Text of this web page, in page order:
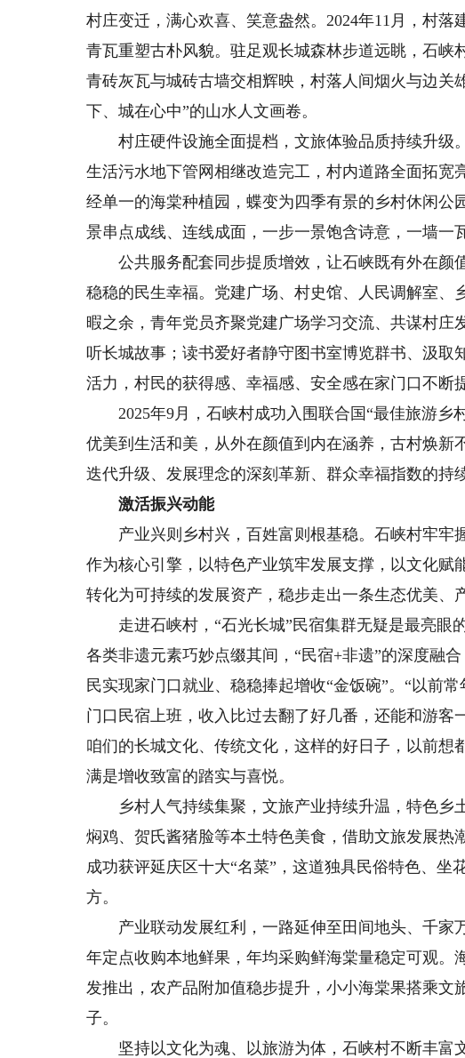
村庄变迁，满心欢喜、笑意盎然。2024年11月，村
青瓦重塑古朴风貌。驻足观长城森林步道远眺，石峡
青砖灰瓦与城砖古墙交相辉映，村落人间烟火与边关
下、城在心中”的山水人文画卷。
村庄硬件设施全面提档，文旅体验品质持续升级
生活污水地下管网相继改造完工，村内道路全面拓宽
经单一的海棠种植园，蝶变为四季有景的乡村休闲
景串点成线、连线成面，一步一景饱含诗意，一墙一
公共服务配套同步提质增效，让石峡既有外在颜
稳稳的民生幸福。党建广场、村史馆、人民调解室、
暇之余，青年党员齐聚党建广场学习交流、共谋村庄
听长城故事；读书爱好者静守图书室博览群书、汲
活力，村民的获得感、幸福感、安全感在家门口不断
2025年9月，石峡村成功入围联合国“最佳旅游乡
优美到生活和美，从外在颜值到内在涵养，古村焕新
迭代升级、发展理念的深刻革新、群众幸福指数的持
激活振兴动能
产业兴则乡村兴，百姓富则根基稳。石峡村牢牢
作为核心引擎，以特色产业筑牢发展支撑，以文化
转化为可持续的发展资产，稳步走出一条生态优美、
走进石峡村，“石光长城”民宿集群无疑是最亮眼
各类非遗元素巧妙点缀其间，“民宿+非遗”的深度融
民实现家门口就业、稳稳捧起增收“金饭碗”。“以前
门口民宿上班，收入比过去翻了好几番，还能和游客
咱们的长城文化、传统文化，这样的好日子，以前想
满是增收致富的踏实与喜悦。
乡村人气持续集聚，文旅产业持续升温，特色乡
焖鸡、贺氏酱猪脸等本土特色美食，借助文旅发展热
成功获评延庆区十大“名菜”，这道独具民俗特色、坐
方。
产业联动发展红利，一路延伸至田间地头、千家
年定点收购本地鲜果，年均采购鲜海棠量稳定可观
发推出，农产品附加值稳步提升，小小海棠果搭乘文
子。
坚持以文化为魂、以旅游为体，石峡村不断丰富